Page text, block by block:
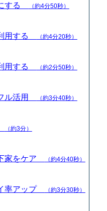
する （約4分50秒）
用する （約4分20秒）
用する （約2分50秒）
ル活用 （約3分40秒）
（約3分）
家をケア （約4分40秒）
率アップ （約3分30秒）